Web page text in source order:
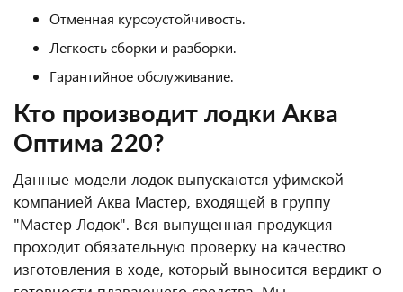
Отменная курсоустойчивость.
Легкость сборки и разборки.
Гарантийное обслуживание.
Кто производит лодки Аква
Оптима 220?
Данные модели лодок выпускаются уфимской
компанией Аква Мастер, входящей в группу
"Мастер Лодок". Вся выпущенная продукция
проходит обязательную проверку на качество
изготовления в ходе, который выносится вердикт о